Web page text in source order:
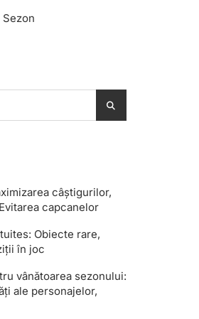
câștigurilor,
capcanelor
Obiecte rare,
în joc
vânătoarea sezonului:
ale personajelor,